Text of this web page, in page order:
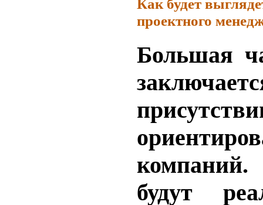
Как будет
проектного
Большая
компаний.
будут